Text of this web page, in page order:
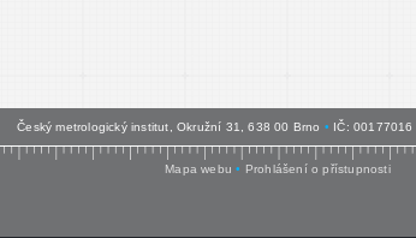
Český metrologický institut, Okružní 31, 638 00 Brno • IČ: 00177016
Mapa webu • Prohlášení o přístupnosti